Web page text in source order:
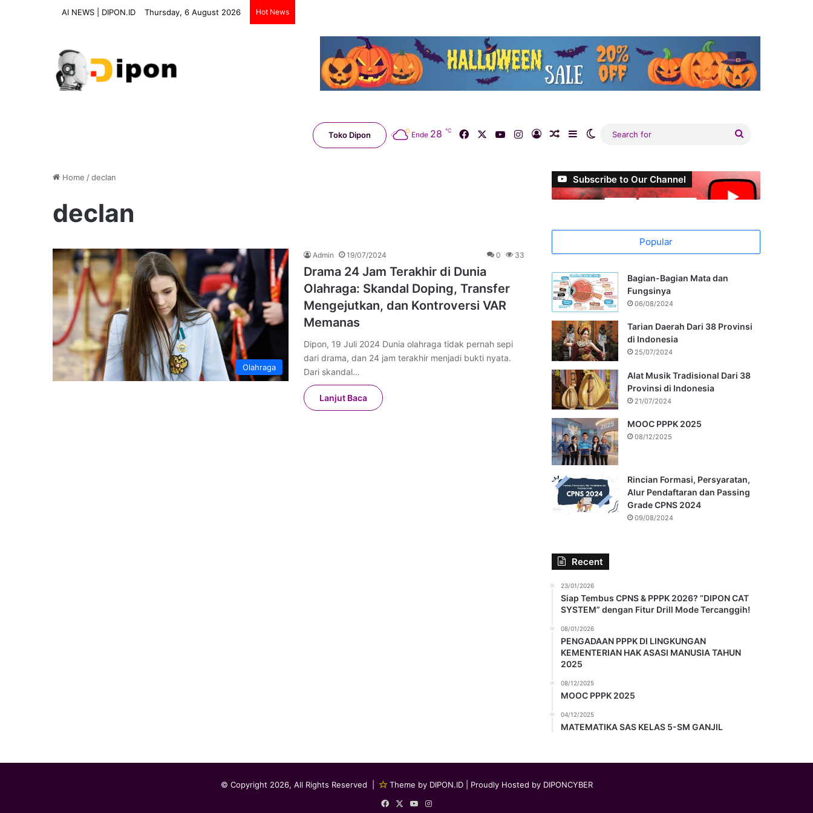
AI NEWS | DIPON.ID Thursday, 6 August 2026 Hot News
Toko Dipon Ende 28 ℃ FacebookYouTubeInstagram
Log InRandom Article
SidebarSwitch skin
Search
Home /declan
declan
Olahraga
Admin 19/07/2024 0 33
Drama 24 Jam Terakhir di Dunia
Olahraga: Skandal Doping, Transfer
Mengejutkan, dan Kontroversi VAR
Memanas
Dipon, 19 Juli 2024 Dunia olahraga tidak pernah sepi
dari drama, dan 24 jam terakhir menjadi bukti nyata.
Dari skandal…
Lanjut Baca
Subscribe to Our Channel
Popular
Bagian-Bagian Mata dan
Fungsinya
06/08/2024
Tarian Daerah Dari 38 Provinsi
di Indonesia
25/07/2024
Alat Musik Tradisional Dari 38
Provinsi di Indonesia
21/07/2024
MOOC PPPK 2025
08/12/2025
Rincian Formasi, Persyaratan,
Alur Pendaftaran dan Passing
Grade CPNS 2024
09/08/2024
Recent
23/01/2026
Siap Tembus CPNS & PPPK 2026? “DIPON CAT
SYSTEM” dengan Fitur Drill Mode Tercanggih!
08/01/2026
PENGADAAN PPPK DI LINGKUNGAN
KEMENTERIAN HAK ASASI MANUSIA TAHUN
2025
08/12/2025
MOOC PPPK 2025
04/12/2025
MATEMATIKA SAS KELAS 5-SM GANJIL
© Copyright 2026, All Rights Reserved | Theme by DIPON.ID| Proudly Hosted by DIPONCYBER
Facebook
X YouTubeInstagram